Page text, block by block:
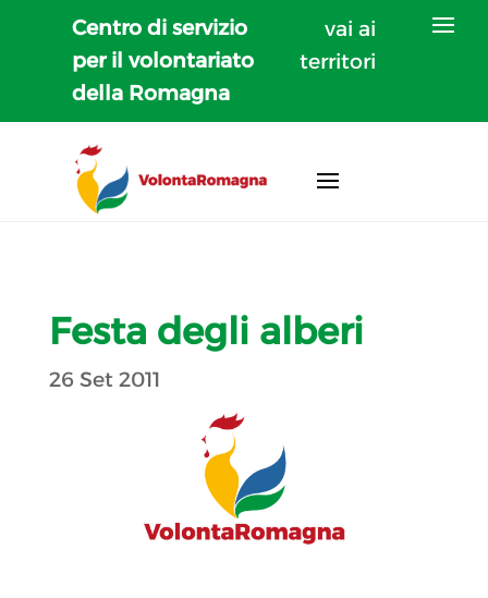
Centro di servizio
per il volontariato
della Romagna
vai ai
territori
Festa degli alberi
26 Set 2011